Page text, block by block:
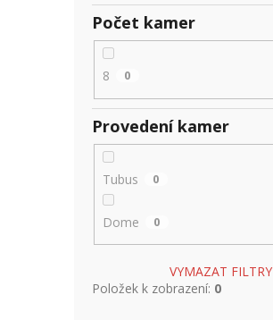
Počet kamer
8 0
Provedení kamer
Tubus 0
Dome 0
VYMAZAT FILTRY
Položek k zobrazení: 0